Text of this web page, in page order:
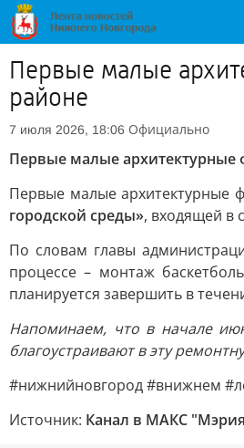
Первые малые
районе
7 июля 2026, 18:06 Официально
Первые малые архитектурные
Первые малые архитектурные
городской среды», входящей в
По словам главы
процессе – монтаж
планируется завершить в
Напоминаем, что в начале
благоустраивают в эту
#нижнийновгород #внижнем
Источник: Канал в МАКС